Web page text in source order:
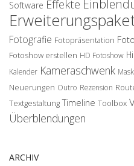
Software Effekte
Fotografie Fotopräsentation
Fotoshow erstellen HD Fotoshow
Kalender Kameraschwenk
Neuerungen Outro Rezension
Textgestaltung Timeline Toolbox
Überblendungen
ARCHIV